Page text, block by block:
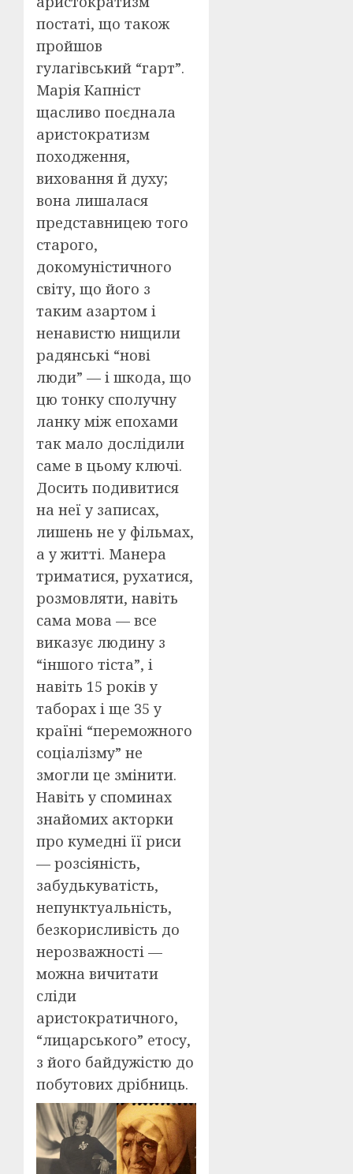
постаті, що також
пройшов
гулагівський “гарт”.
Марія Капніст
щасливо поєднала
аристократизм
походження,
виховання й духу;
вона лишалася
представницею того
старого,
докомуністичного
світу, що його з
таким азартом і
ненавистю нищили
радянські “нові
люди” — і шкода, що
цю тонку сполучну
ланку між епохами
так мало дослідили
саме в цьому ключі.
Досить подивитися
на неї у записах,
лишень не у фільмах,
а у житті. Манера
триматися, рухатися,
розмовляти, навіть
сама мова — все
виказує людину з
“іншого тіста”, і
навіть 15 років у
таборах і ще 35 у
країні “переможного
соціалізму” не
змогли це змінити.
Навіть у споминах
знайомих акторки
про кумедні її риси
— розсіяність,
забудькуватість,
непунктуальність,
безкорисливість до
нерозважності —
можна вичитати
сліди
аристократичного,
“лицарського” етосу,
з його байдужістю до
побутових дрібниць.